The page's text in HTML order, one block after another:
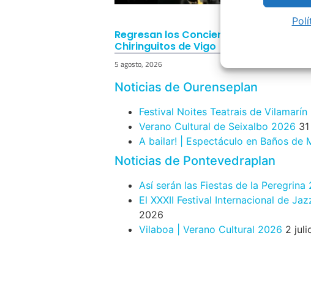
Regresan los Conciertos a los
Chiringuitos de Vigo
5 agosto, 2026
Noticias de Ourenseplan
Festival Noites Teatrais de Vilamarín
Verano Cultural de Seixalbo 2026
A bailar! | Espectáculo en Baños de
Noticias de Pontevedraplan
Así serán las Fiestas de la Peregrina
El XXXII Festival Internacional de
2026
Vilaboa | Verano Cultural 2026 2